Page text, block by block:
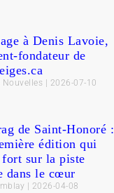
à Denis Lavoie,
fondateur de
Nouvelles 2026-07-10
de Saint-Honoré :
édition qui
sur la piste
dans le cœur
2026-04-08